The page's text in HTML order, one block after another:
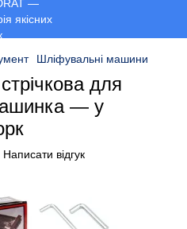
Шліфувальні машини
для
— у
Написати відгук